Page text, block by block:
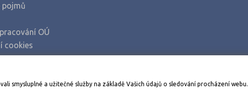
pojmů
OÚ
cookies
Stáhněte si aplikaci Adresář škol
smysluplné a užitečné služby na základě Vašich údajů o sledování procházení webu.